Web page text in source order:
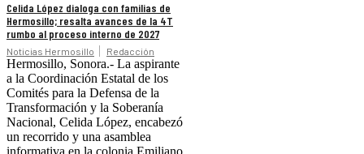
Celida López dialoga con familias de
Hermosillo; resalta avances de la 4T
rumbo al proceso interno de 2027
Noticias Hermosillo Redacción
Hermosillo, Sonora.- La aspirante
a la Coordinación Estatal de los
Comités para la Defensa de la
Transformación y la Soberanía
Nacional, Celida López, encabezó
un recorrido y una asamblea
informativa en la colonia Emiliano